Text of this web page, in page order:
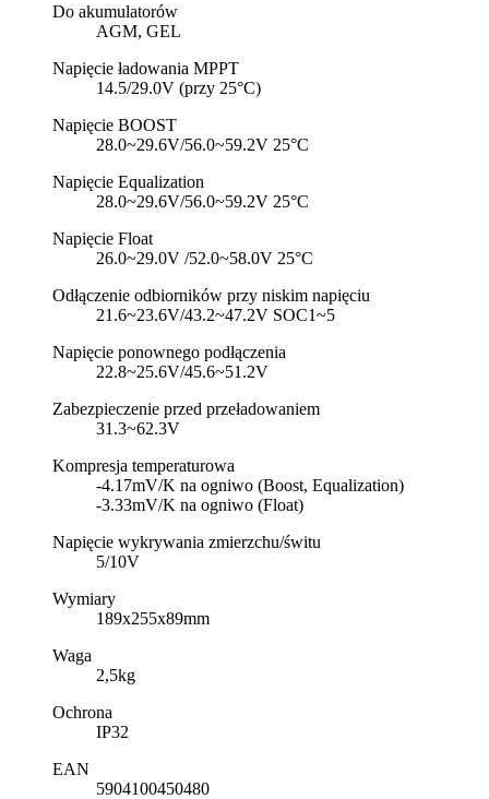
Do akumulatorów
AGM, GEL
Napięcie ładowania MPPT
14.5/29.0V (przy 25°C)
Napięcie BOOST
28.0~29.6V/56.0~59.2V 25°C
Napięcie Equalization
28.0~29.6V/56.0~59.2V 25°C
Napięcie Float
26.0~29.0V /52.0~58.0V 25°C
Odłączenie odbiorników przy niskim napięciu
21.6~23.6V/43.2~47.2V SOC1~5
Napięcie ponownego podłączenia
22.8~25.6V/45.6~51.2V
Zabezpieczenie przed przeładowaniem
31.3~62.3V
Kompresja temperaturowa
-4.17mV/K na ogniwo (Boost, Equalization)
-3.33mV/K na ogniwo (Float)
Napięcie wykrywania zmierzchu/świtu
5/10V
Wymiary
189x255x89mm
Waga
2,5kg
Ochrona
IP32
EAN
5904100450480